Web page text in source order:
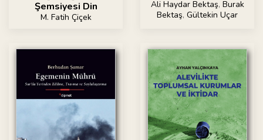
Şemsiyesi Din
M. Fatih Çiçek
Ali Haydar Bektaş, Burak
Bektaş, Gültekin Uçar